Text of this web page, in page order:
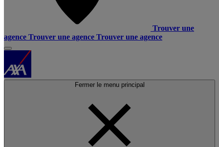
Trouver une
agence Trouver une agence Trouver une agence
Fermer le menu principal